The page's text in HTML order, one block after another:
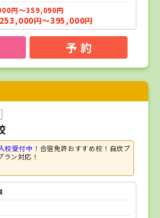
円～359,090円
円～395,000円
予 約
校受付中！ 合宿免許おすすめ校！自炊プ
ラン対応！